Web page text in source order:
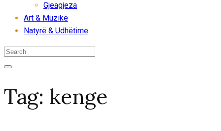
Gjeagjeza
Art & Muzikë
Natyrë & Udhëtime
Tag: kenge